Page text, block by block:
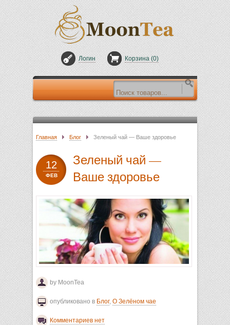
Логин Корзина (0)
Главная Блог Зеленый чай — Ваше здоровье
ФЕВ
12
Зеленый чай —
Ваше здоровье
by MoonTea
опубликовано в Блог,О Зелёном чае
Комментариев нет